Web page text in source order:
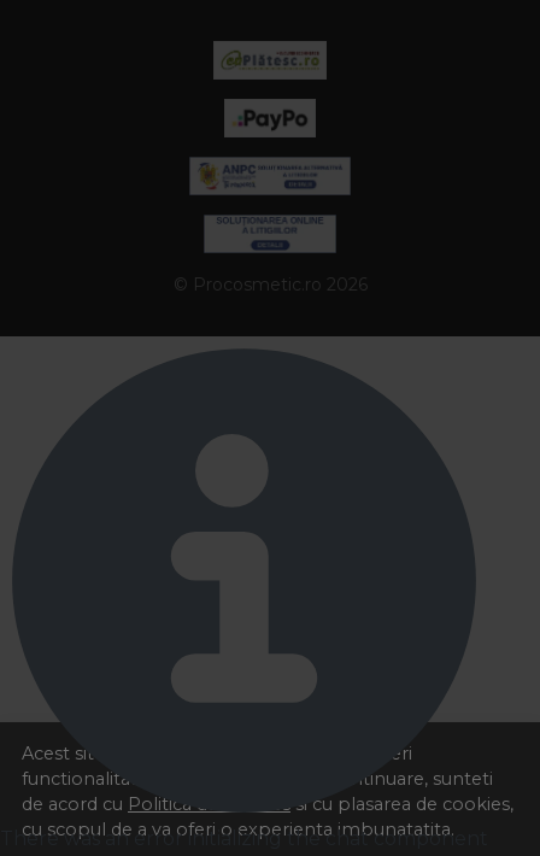
Acest site foloseste cookies pentru a va oferi
functionalitatea dorita. Navigand in continuare, sunteti
de acord cu Politica de cookies si cu plasarea de cookies,
cu scopul de a va oferi o experienta imbunatatita.
© Procosmetic.ro 2026
There was an error initializing the chat component